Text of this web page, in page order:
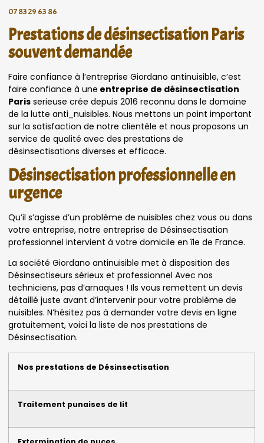
07 83 29 63 86
Prestations de désinsectisation Paris
souvent demandée
Faire confiance à l’entreprise Giordano antinuisible, c’est
faire confiance à une entreprise de désinsectisation
Paris serieuse crée depuis 2016 reconnu dans le domaine
de la lutte anti_nuisibles. Nous mettons un point important
sur la satisfaction de notre clientèle et nous proposons un
service de qualité avec des prestations de
désinsectisations diverses et efficace.
Désinsectisation professionnelle en
urgence
Qu’il s’agisse d’un problème de nuisibles chez vous ou dans
votre entreprise, notre entreprise de Désinsectisation
professionnel intervient à votre domicile en île de France.
La société Giordano antinuisible met à disposition des
Désinsectiseurs sérieux et professionnel Avec nos
techniciens, pas d’arnaques ! Ils vous remettent un devis
détaillé juste avant d’intervenir pour votre problème de
nuisibles. N’hésitez pas à demander votre devis en ligne
gratuitement, voici la liste de nos prestations de
Désinsectisation.
Nos prestations de Désinsectisation
Traitement punaises de lit